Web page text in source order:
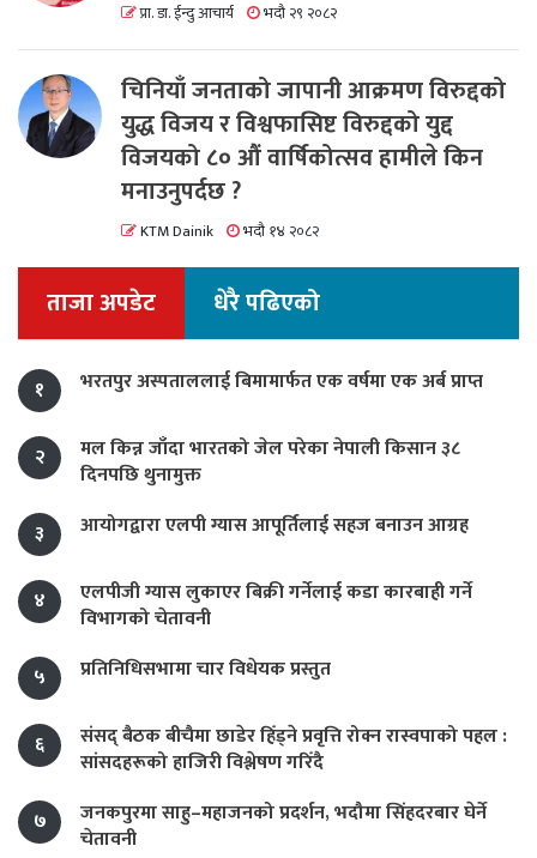
प्रा. डा. ईन्दु आचार्य भदौ २९ २०८२
चिनियाँ जनताको जापानी आक्रमण विरुद्दको
युद्ध विजय र विश्वफासिष्ट विरुद्दको युद्द
विजयको ८० औं वार्षिकोत्सव हामीले किन
मनाउनुपर्दछ ?
KTM Dainik भदौ १४ २०८२
ताजा अपडेट धेरै पढिएको
१ भरतपुर अस्पताललाई बिमामार्फत एक वर्षमा एक अर्ब प्राप्त
२
मल किन्न जाँदा भारतको जेल परेका नेपाली किसान ३८
दिनपछि थुनामुक्त
३
आयोगद्वारा एलपी ग्यास आपूर्तिलाई सहज बनाउन आग्रह
४
एलपीजी ग्यास लुकाएर बिक्री गर्नेलाई कडा कारबाही गर्ने
विभागको चेतावनी
५
प्रतिनिधिसभामा चार विधेयक प्रस्तुत
६
संसद् बैठक बीचैमा छाडेर हिँड्ने प्रवृत्ति रोक्न रास्वपाको पहल :
सांसदहरूको हाजिरी विश्लेषण गरिँदै
७
जनकपुरमा साहु–महाजनको प्रदर्शन, भदौमा सिंहदरबार घेर्ने
चेतावनी